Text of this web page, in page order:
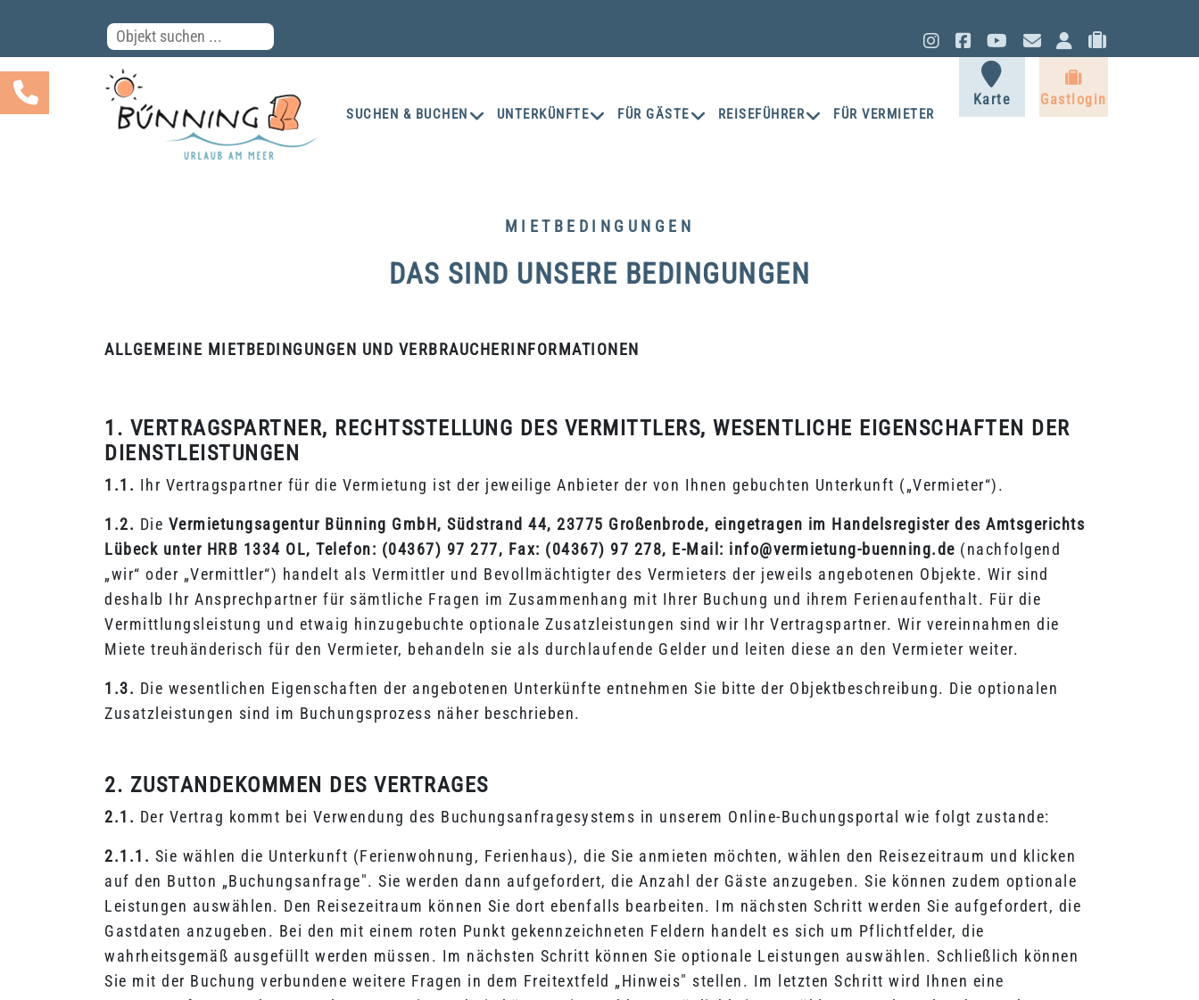
Kontakt
YouTube
Facebook
Instagram
Karte
Gastlogin
SUCHEN & BUCHEN UNTERKÜNFTE FÜR GÄSTE REISEFÜHRER FÜR VERMIETER
MIETBEDINGUNGEN
DAS SIND UNSERE BEDINGUNGEN
ALLGEMEINE MIETBEDINGUNGEN UND VERBRAUCHERINFORMATIONEN
1. VERTRAGSPARTNER, RECHTSSTELLUNG DES VERMITTLERS, WESENTLICHE EIGENSCHAFTEN DER
DIENSTLEISTUNGEN
1.1. Ihr Vertragspartner für die Vermietung ist der jeweilige Anbieter der von Ihnen gebuchten Unterkunft („Vermieter“).
1.2. Die Vermietungsagentur Bünning GmbH, Südstrand 44, 23775 Großenbrode, eingetragen im Handelsregister des Amtsgerichts
Lübeck unter HRB 1334 OL, Telefon: (04367) 97 277, Fax: (04367) 97 278, E-Mail: info@vermietung-buenning.de (nachfolgend
„wir“ oder „Vermittler“) handelt als Vermittler und Bevollmächtigter des Vermieters der jeweils angebotenen Objekte. Wir sind
deshalb Ihr Ansprechpartner für sämtliche Fragen im Zusammenhang mit Ihrer Buchung und ihrem Ferienaufenthalt. Für die
Vermittlungsleistung und etwaig hinzugebuchte optionale Zusatzleistungen sind wir Ihr Vertragspartner. Wir vereinnahmen die
Miete treuhänderisch für den Vermieter, behandeln sie als durchlaufende Gelder und leiten diese an den Vermieter weiter.
1.3. Die wesentlichen Eigenschaften der angebotenen Unterkünfte entnehmen Sie bitte der Objektbeschreibung. Die optionalen
Zusatzleistungen sind im Buchungsprozess näher beschrieben.
2. ZUSTANDEKOMMEN DES VERTRAGES
2.1. Der Vertrag kommt bei Verwendung des Buchungsanfragesystems in unserem Online-Buchungsportal wie folgt zustande:
2.1.1. Sie wählen die Unterkunft (Ferienwohnung, Ferienhaus), die Sie anmieten möchten, wählen den Reisezeitraum und klicken
auf den Button „Buchungsanfrage". Sie werden dann aufgefordert, die Anzahl der Gäste anzugeben. Sie können zudem optionale
Leistungen auswählen. Den Reisezeitraum können Sie dort ebenfalls bearbeiten. Im nächsten Schritt werden Sie aufgefordert, die
Gastdaten anzugeben. Bei den mit einem roten Punkt gekennzeichneten Feldern handelt es sich um Pflichtfelder, die
wahrheitsgemäß ausgefüllt werden müssen. Im nächsten Schritt können Sie optionale Leistungen auswählen. Schließlich können
Sie mit der Buchung verbundene weitere Fragen in dem Freitextfeld „Hinweis" stellen. Im letzten Schritt wird Ihnen eine